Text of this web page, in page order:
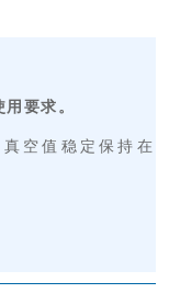
要求。
空值稳定保持在